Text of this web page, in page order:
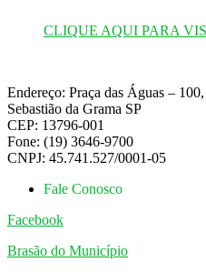
CLIQUE AQUI PARA
Endereço: Praça das Águas –
Sebastião da Grama SP
CEP: 13796-001
Fone: (19) 3646-9700
CNPJ: 45.741.527/0001-05
Fale Conosco
Facebook
Brasão do Município